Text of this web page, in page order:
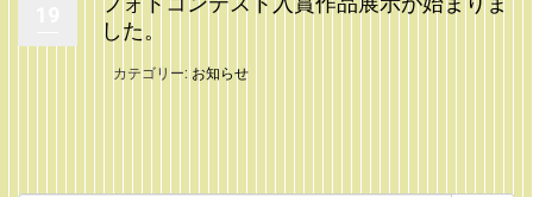
した。
カテゴリー: お知らせ